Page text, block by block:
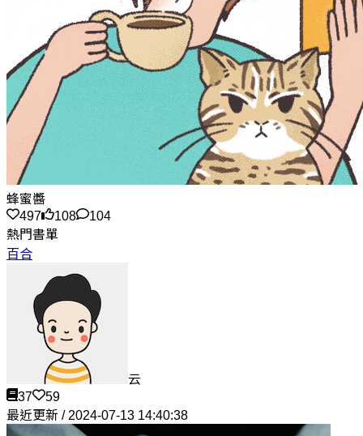
蜂蜜醬
497
108
104
熱門書單
百合
云
37
59
最近更新 / 2024-07-13 14:40:38